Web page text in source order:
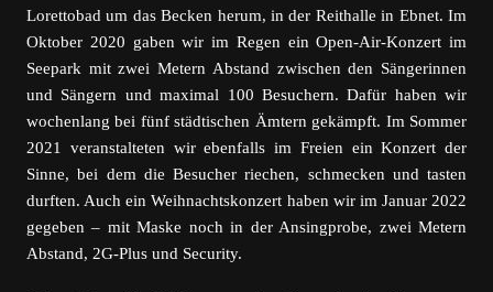
Lorettobad um das Becken herum, in der Reithalle in Ebnet. Im
Oktober 2020 gaben wir im Regen ein Open-Air-Konzert im
Seepark mit zwei Metern Abstand zwischen den Sängerinnen
und Sängern und maximal 100 Besuchern. Dafür haben wir
wochenlang bei fünf städtischen Ämtern gekämpft. Im Sommer
2021 veranstalteten wir ebenfalls im Freien ein Konzert der
Sinne, bei dem die Besucher riechen, schmecken und tasten
durften. Auch ein Weihnachtskonzert haben wir im Januar 2022
gegeben – mit Maske noch in der Ansingprobe, zwei Metern
Abstand, 2G-Plus und Security.